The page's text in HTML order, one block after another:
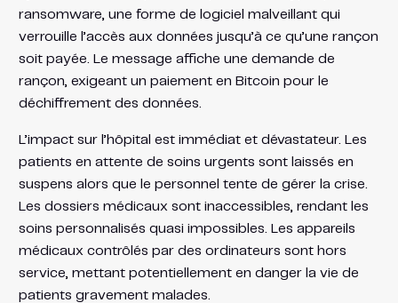
ransomware, une forme de logiciel malveillant qui
verrouille l’accès aux données jusqu’à ce qu’une rançon
soit payée. Le message affiche une demande de
rançon, exigeant un paiement en Bitcoin pour le
déchiffrement des données.
L’impact sur l’hôpital est immédiat et dévastateur. Les
patients en attente de soins urgents sont laissés en
suspens alors que le personnel tente de gérer la crise.
Les dossiers médicaux sont inaccessibles, rendant les
soins personnalisés quasi impossibles. Les appareils
médicaux contrôlés par des ordinateurs sont hors
service, mettant potentiellement en danger la vie de
patients gravement malades.